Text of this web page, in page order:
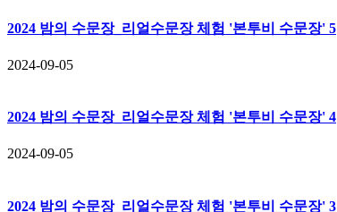
2024 밤의 수문장_리얼수문장 체험 '본투비 수문장' 5
2024-09-05
2024 밤의 수문장_리얼수문장 체험 '본투비 수문장' 4
2024-09-05
2024 밤의 수문장_리얼수문장 체험 '본투비 수문장' 3